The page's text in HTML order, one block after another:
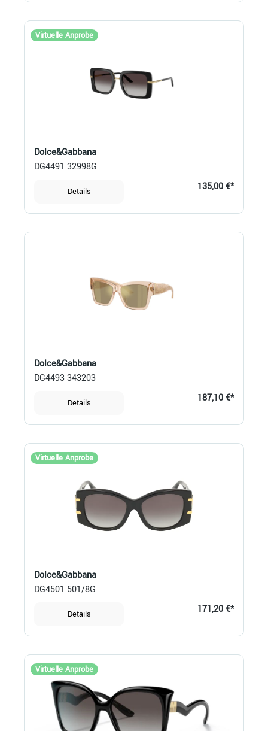
Virtuelle Anprobe
Dolce&Gabbana
DG4491 32998G
Details 135,00 €*
Dolce&Gabbana
DG4493 343203
Details 187,10 €*
Virtuelle Anprobe
Dolce&Gabbana
DG4501 501/8G
Details 171,20 €*
Virtuelle Anprobe